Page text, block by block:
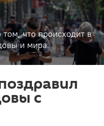
что происходит в
и мира.
с